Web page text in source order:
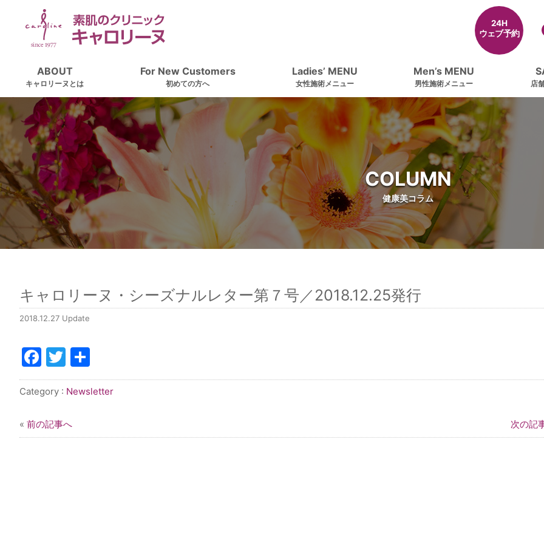
ABOUT
キャロリーヌとは
For New Customers
初めての方へ
Ladies’ MENU
女性施術メニュー
Men’s MENU
男性施術メニュー 店
24H
ウェブ予約
COLUMN
健康美コラム
キャロリーヌ・シーズナルレター第７号／2018.12.25発行
2018.12.27 Update
Facebook
Twitter
有
Category : Newsletter
« 前の記事へ 次の記